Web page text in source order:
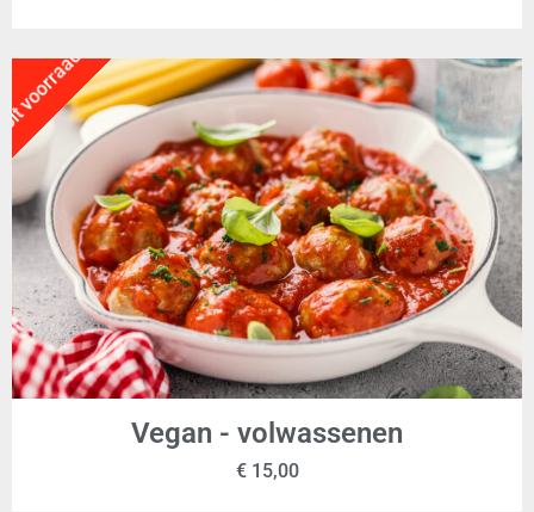
voorraad!
Vegan - volwassenen
€15,00